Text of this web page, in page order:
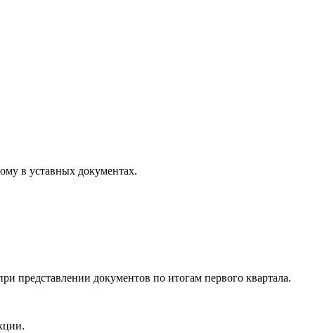
в уставных документах.
представлении документов по итогам первого квартала.